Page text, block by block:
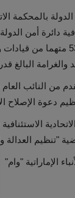
الدولة بالمحكمة
والغرامة البالغ
دعوة الإصلاح
"تنظيم العدالة
الإماراتية "وام"